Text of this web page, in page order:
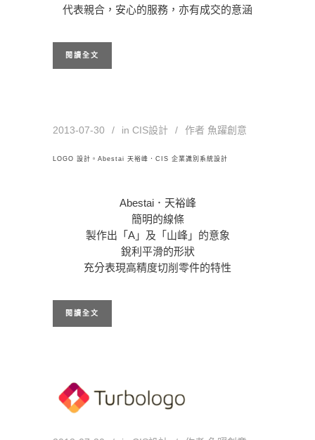
代表親合，安心的服務，亦有成交的意涵
閱讀全文
2013-07-30 in CIS設計 作者 魚躍創意
LOGO 設計。Abestai 天裕峰．CIS 企業識別系統設計
Abestai．天裕峰
簡明的線條
製作出「A」及「山峰」的意象
銳利平滑的形狀
充分表現高精度切削零件的特性
閱讀全文